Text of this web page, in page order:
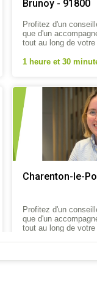
Brunoy - 91800
Profitez d'un
que d'un
tout au long de votre
1 heure et 30
Charenton-le-
Profitez d'un
que d'un
tout au long de votre